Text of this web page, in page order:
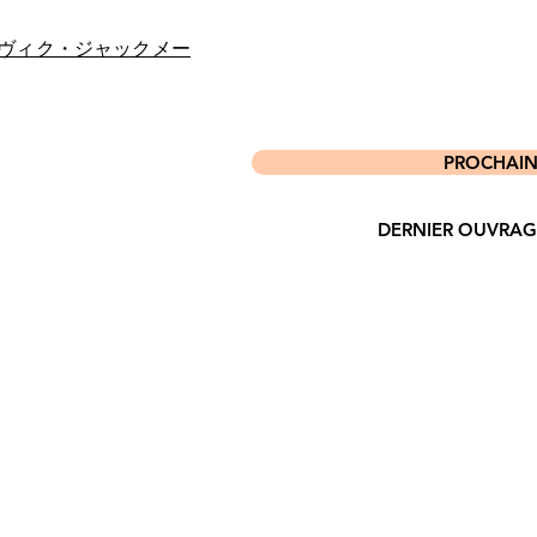
ィク・ジャックメー
DERNIER